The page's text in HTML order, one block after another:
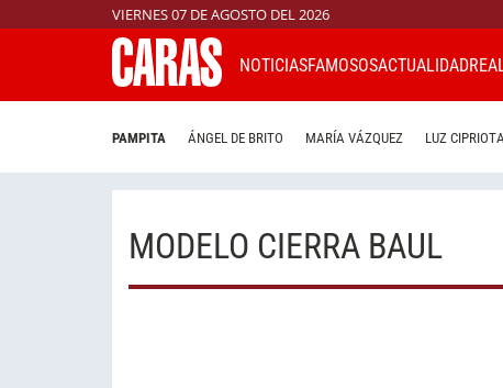
VIERNES 07 DE AGOSTO DEL 2026
NOTICIASFAMOSOSACTUALIDAD
PAMPITA ÁNGEL DE BRITO MARÍA VÁZQUEZ LUZ CIPRIOTA
MODELO CIERRA BAUL